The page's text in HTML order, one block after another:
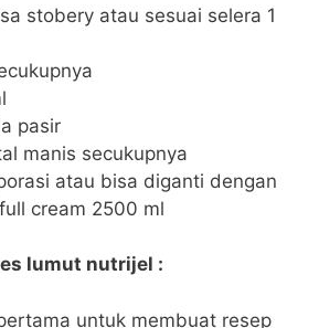
stobery atau sesuai selera 1
pasir
manis secukupnya
atau bisa diganti dengan
cream 2500 ml
lumut nutrijel :
untuk membuat resep